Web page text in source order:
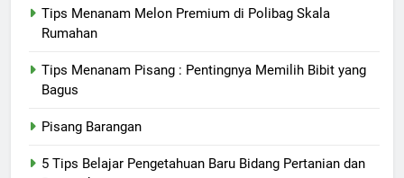
Tips Menanam Melon Premium di Polibag Skala
Rumahan
Tips Menanam Pisang : Pentingnya Memilih Bibit yang
Bagus
Pisang Barangan
5 Tips Belajar Pengetahuan Baru Bidang Pertanian dan